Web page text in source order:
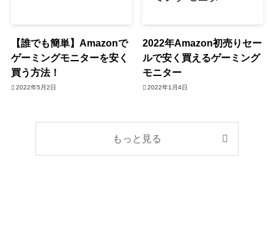
【誰でも簡単】Amazonで
ゲーミングモニターを安く
買う方法！
2022年5月2日
2022年Amazon初売りセー
ルで安く買えるゲーミング
モニター
2022年1月4日
もっと見る